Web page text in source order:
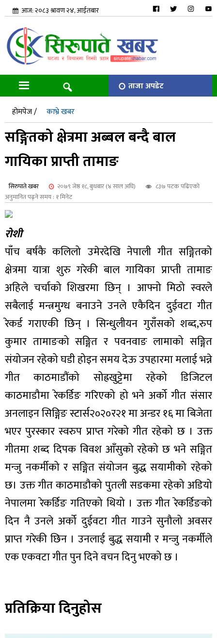
आज: २०८३ श्रावण २४, आईतबार
ताजा अपडेट
होमपेज /
काभ्रे खबर
सङ्गितको क्षेत्रमा अब्बल बन्दै बाल
गायिका प्राप्ती तामाङ
सिरुपाते खबर २०७९ जेष्ठ १८, बुधबार (४ साल अघि)
८३७ पटक पढिएको
अनुमानित पढ्ने समय : १ मिनेट
रोशी
पाँच बर्षकै कलिलो उमेरदेखि नेपाली गीत सङ्गितको
क्षेत्रमा यात्रा शुरु गरेकी बाल गायिका प्राप्ती तामाङ
अहिले चर्चाको शिखरमा छिन् । आफ्नो मिठो स्वरले
सबैलाई मन्त्रमुग्ध बनाउने उनले एकैदिन दुईवटा गीत
रेकर्ड गराएकी छिन् । सिन्धुलीयन गुराँसको शब्द,रुप
कुमार तामाङको सङ्गित र पवनवाङ लामाको सङ्गित
संयोजन रहेको घडी होइन समय देऊ उपहारमा मलाई भन्ने
गीत काठमाडौंको सोह्रखुट्टेमा रहेको डिजिटल
काठमाडौमा रेकर्डिङ गरिएको हो भने अर्को गीत संसार
अनलाइन सिङ्गिङ स्टार्स२०२०र२१ मा अन्डर १६ मा बिजेता
भएर पुरस्कार स्वरुप प्राप्त गरेको गीत रहेको छ । उक्त
गीतमा शब्द दिपक विवश आँसुको रहेको छ भने सङ्गित
मन्जु नकर्मीको र सङ्गित संयोजन बुद्ध सयामीको रहेको
छ। उक्त गीत काठमाडौको पुतली सडकमा रहेको अडियो
नेपालमा रेकर्डिङ गतिएको थियो । उक्त गीत रेकर्डिङको
दिन नै उनले अर्को दुईवटा गीत गाउने सुनौलो अवसर
प्राप्त गरेकी छिन । उनलाई बुद्ध सयामी र मन्जु नकर्मीले
एक एकवटा गीत पुन दिने वचन दिनु भएको छ ।
प्रतिक्रिया दिनुहोस